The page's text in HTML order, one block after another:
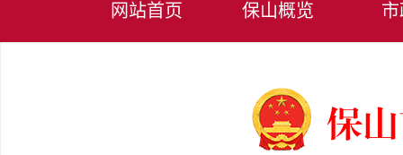
网站首页 保山概览
保